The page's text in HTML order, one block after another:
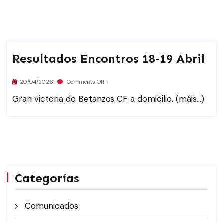
Resultados Encontros 18-19 Abril
20/04/2026 Comments Off
Gran victoria do Betanzos CF a domicilio. (máis…)
Categorías
Comunicados